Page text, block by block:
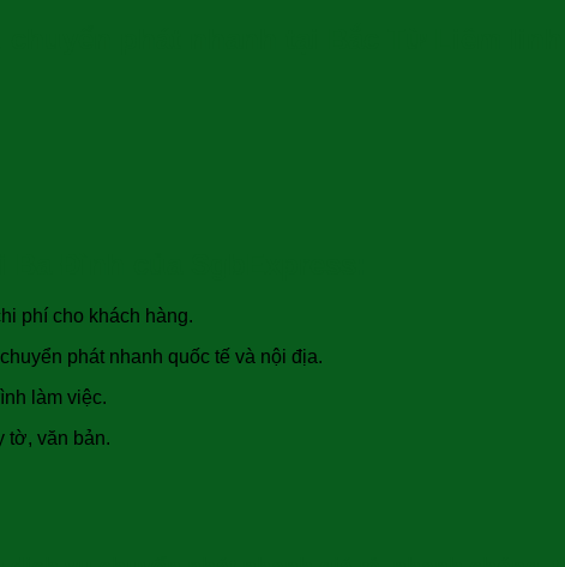
phí cho khách hàng.
phát nhanh quốc tế và nội địa.
làm việc.
tờ, văn bản.